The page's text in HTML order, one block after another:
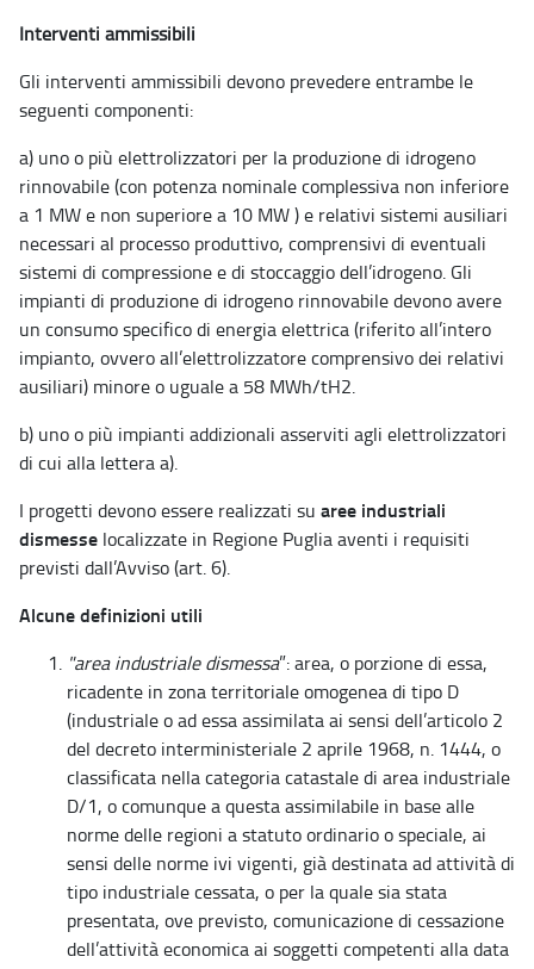
Interventi ammissibili
Gli interventi ammissibili devono prevedere entrambe le
seguenti componenti:
a) uno o più elettrolizzatori per la produzione di idrogeno
rinnovabile (con potenza nominale complessiva non inferiore
a 1 MW e non superiore a 10 MW ) e relativi sistemi ausiliari
necessari al processo produttivo, comprensivi di eventuali
sistemi di compressione e di stoccaggio dell’idrogeno. Gli
impianti di produzione di idrogeno rinnovabile devono avere
un consumo specifico di energia elettrica (riferito all’intero
impianto, ovvero all’elettrolizzatore comprensivo dei relativi
ausiliari) minore o uguale a 58 MWh/tH2.
b) uno o più impianti addizionali asserviti agli elettrolizzatori
di cui alla lettera a).
I progetti devono essere realizzati su aree industriali
dismesse localizzate in Regione Puglia aventi i requisiti
previsti dall’Avviso (art. 6).
Alcune definizioni utili
"area industriale dismessa”: area, o porzione di essa,
ricadente in zona territoriale omogenea di tipo D
(industriale o ad essa assimilata ai sensi dell’articolo 2
del decreto interministeriale 2 aprile 1968, n. 1444, o
classificata nella categoria catastale di area industriale
D/1, o comunque a questa assimilabile in base alle
norme delle regioni a statuto ordinario o speciale, ai
sensi delle norme ivi vigenti, già destinata ad attività di
tipo industriale cessata, o per la quale sia stata
presentata, ove previsto, comunicazione di cessazione
dell’attività economica ai soggetti competenti alla data